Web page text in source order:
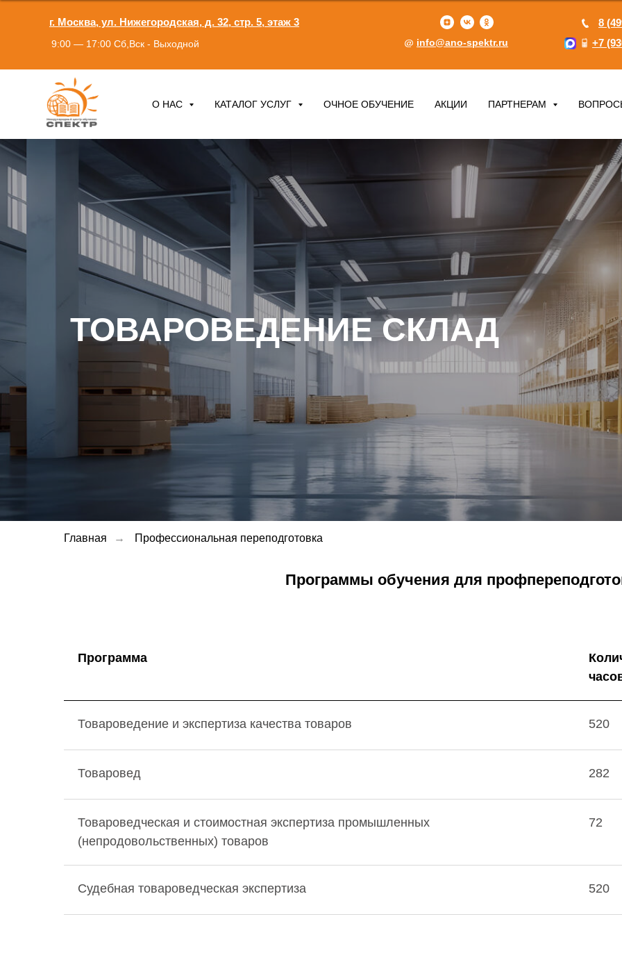
г. Москва, ул. Нижегородская, д. 32, стр. 5, этаж 3
+7
8
info@ano-spektr.ru
9:00 — 17:00 Сб,Вск - Выходной
О НАС КАТАЛОГ УСЛУГ ОЧНОЕ ОБУЧЕНИЕ АКЦИИ ПАРТНЕРАМ
ТОВАРОВЕДЕНИЕ СКЛАД
Главная → Профессиональная переподготовка
Программы обучения для
Программа
Товароведение и экспертиза качества товаров 520
Товаровед 282
Товароведческая и стоимостная экспертиза промышленных
(непродовольственных) товаров
72
Судебная товароведческая экспертиза 520